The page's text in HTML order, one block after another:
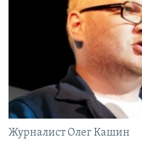
РАСПИСАНИЕ
ПОДПИШИТЕСЬ НА
СОЦИАЛЬНЫЕ СЕТИ
Журналист Олег Кашин